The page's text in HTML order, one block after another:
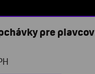
pre plavcov